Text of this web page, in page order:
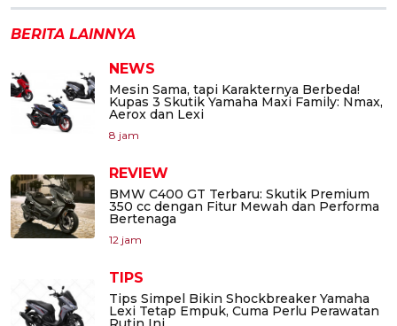
BERITA LAINNYA
NEWS
Mesin Sama, tapi Karakternya Berbeda!
Kupas 3 Skutik Yamaha Maxi Family: Nmax,
Aerox dan Lexi
8 jam
REVIEW
BMW C400 GT Terbaru: Skutik Premium
350 cc dengan Fitur Mewah dan Performa
Bertenaga
12 jam
TIPS
Tips Simpel Bikin Shockbreaker Yamaha
Lexi Tetap Empuk, Cuma Perlu Perawatan